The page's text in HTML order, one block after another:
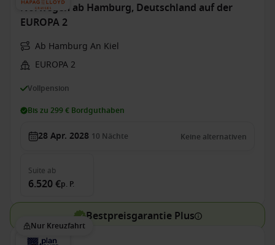
Norwegen ab Hamburg, Deutschland auf der
EUROPA 2
Ab Hamburg An Kiel
EUROPA 2
Vollpension
Bis zu 299 € Bordguthaben
28 Apr. 2028 10 Nächte Keine alternativen
Suite ab
6.520 €p. P.
Bestpreisgarantie Plus
Nur Kreuzfahrt